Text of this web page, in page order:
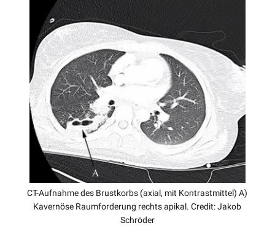
CT-Aufnahme des Brustkorbs (axial, mit Kontrastmittel) A)
Kavernöse Raumforderung rechts apikal. Credit: Jakob
Schröder